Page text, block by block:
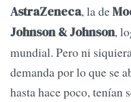
AstraZeneca, la de
Johnson & Johnson,
mundial. Pero ni
demanda por lo que se
hasta hace poco, tenían